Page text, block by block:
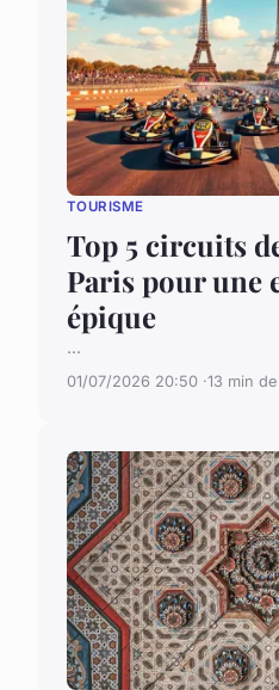
TOURISME
Top 5 circuits
Paris pour une
épique
...
01/07/2026 20:50 13 min